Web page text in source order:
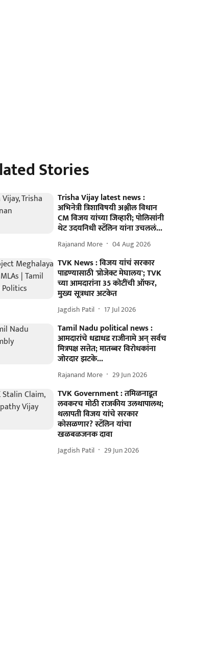
Stories
Trisha Vijay latest news :
अभिनेत्री त्रिशाविषयी अश्लील विधान
CM विजय यांच्या जिव्हारी; पोलिसांनी
थेट उदयनिधी स्टॅलिन यांना उचललं...
Rajanand More 04 Aug 2026
TVK News : विजय यांचं सरकार
पाडण्यासाठी 'प्रोजेक्ट मेघालय'; TVK
च्या आमदारांना 35 कोटींची ऑफर,
मुख्य सूत्रधार अटकेत
Jagdish Patil 17 Jul 2026
Tamil Nadu political news :
आमदारांचे धडाधड राजीनामे अन् सर्वच
मित्रपक्ष सत्तेत; मातब्बर विरोधकांना
जोरदार झटके...
Rajanand More 29 Jun 2026
TVK Government : तमिळनाडूत
लवकरच मोठी राजकीय उलथापालथ;
थलापती विजय यांचे सरकार
कोसळणार? स्टॅलिन यांचा
खळबळजनक दावा
Jagdish Patil 29 Jun 2026